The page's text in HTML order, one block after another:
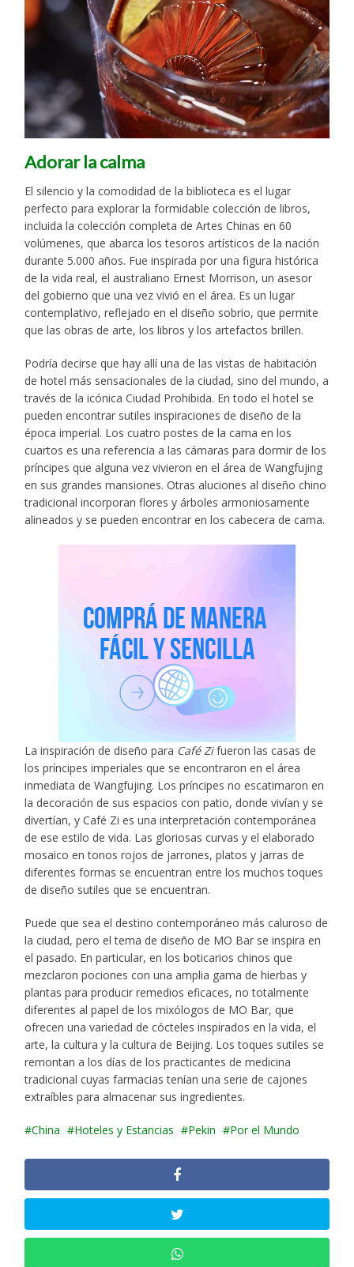
Adorar la calma
El silencio y la comodidad de la biblioteca es el lugar
perfecto para explorar la formidable colección de libros,
incluida la colección completa de Artes Chinas en 60
volúmenes, que abarca los tesoros artísticos de la nación
durante 5.000 años. Fue inspirada por una figura histórica
de la vida real, el australiano Ernest Morrison, un asesor
del gobierno que una vez vivió en el área. Es un lugar
contemplativo, reflejado en el diseño sobrio, que permite
que las obras de arte, los libros y los artefactos brillen.
Podría decirse que hay allí una de las vistas de habitación
de hotel más sensacionales de la ciudad, sino del mundo, a
través de la icónica Ciudad Prohibida. En todo el hotel se
pueden encontrar sutiles inspiraciones de diseño de la
época imperial. Los cuatro postes de la cama en los
cuartos es una referencia a las cámaras para dormir de los
príncipes que alguna vez vivieron en el área de Wangfujing
en sus grandes mansiones. Otras aluciones al diseño chino
tradicional incorporan flores y árboles armoniosamente
alineados y se pueden encontrar en los cabecera de cama.
La inspiración de diseño para Café Zifueron las casas de
los príncipes imperiales que se encontraron en el área
inmediata de Wangfujing. Los príncipes no escatimaron en
la decoración de sus espacios con patio, donde vivían y se
divertían, y Café Zi es una interpretación contemporánea
de ese estilo de vida. Las gloriosas curvas y el elaborado
mosaico en tonos rojos de jarrones, platos y jarras de
diferentes formas se encuentran entre los muchos toques
de diseño sutiles que se encuentran.
Puede que sea el destino contemporáneo más caluroso de
la ciudad, pero el tema de diseño de MO Bar se inspira en
el pasado. En particular, en los boticarios chinos que
mezclaron pociones con una amplia gama de hierbas y
plantas para producir remedios eficaces, no totalmente
diferentes al papel de los mixólogos de MO Bar, que
ofrecen una variedad de cócteles inspirados en la vida, el
arte, la cultura y la cultura de Beijing. Los toques sutiles se
remontan a los días de los practicantes de medicina
tradicional cuyas farmacias tenían una serie de cajones
extraíbles para almacenar sus ingredientes.
China Hoteles y Estancias Pekin Por el Mundo